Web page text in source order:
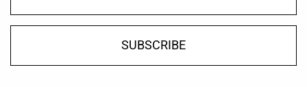
SUBSCRIBE